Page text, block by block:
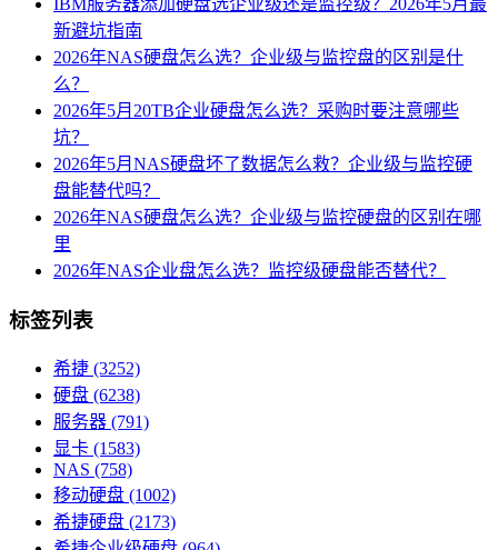
新避坑指南
2026年NAS硬盘怎么选？企业级与监控盘的区别是什
么？
2026年5月20TB企业硬盘怎么选？采购时要注意哪些
坑？
2026年5月NAS硬盘坏了数据怎么救？企业级与监控硬
盘能替代吗？
2026年NAS硬盘怎么选？企业级与监控硬盘的区别在哪
里
2026年NAS企业盘怎么选？监控级硬盘能否替代？
标签列表
希捷 (3252)
硬盘 (6238)
服务器 (791)
显卡 (1583)
NAS (758)
移动硬盘 (1002)
希捷硬盘 (2173)